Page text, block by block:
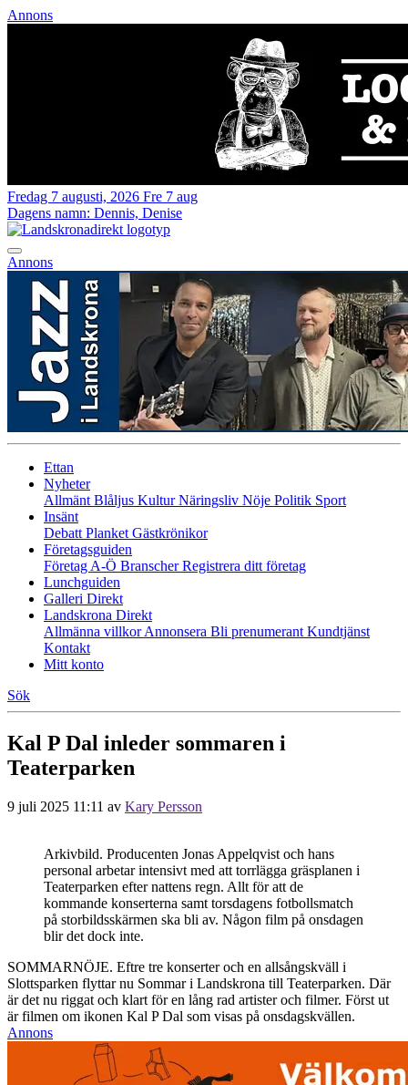
Annons
Fredag 7 augusti, 2026 Fre 7 aug
Dagens namn: Dennis, Denise
Annons
Ettan
Nyheter
Allmänt Blåljus KulturNäringsliv Nöje Politik Sport
Insänt
Debatt Planket Gästkrönikor
Företagsguiden
Företag A-Ö BranscherRegistrera ditt företag
Lunchguiden
Galleri Direkt
Landskrona Direkt
Allmänna villkorAnnonsera Bli prenumerant Kundtjänst
Kontakt
Mitt konto
Sök
Kal P Dal inleder sommaren i
Teaterparken
9 juli 2025 11:11 av Kary Persson
Arkivbild. Producenten Jonas Appelqvist och hans
personal arbetar intensivt med att torrlägga gräsplanen i
Teaterparken efter nattens regn. Allt för att de
kommande konserterna samt torsdagens fotbollsmatch
på storbildsskärmen ska bli av. Någon film på onsdagen
blir det dock inte.
SOMMARNÖJE. Eftre tre konserter och en allsångskväll i
Slottsparken flyttar nu Sommar i Landskrona till Teaterparken. Där
är det nu riggat och klart för en lång rad artister och filmer. Först ut
är filmen om ikonen Kal P Dal som visas på onsdagskvällen.
Annons